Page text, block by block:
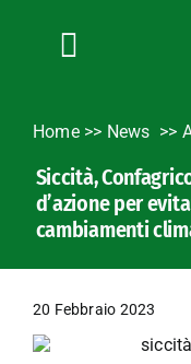
Toggle
News
Bandi
Convenzioni
L’Agricoltore
Home>> News
Siccità,
d’azione per
cambiamenti
20 Febbraio 2023